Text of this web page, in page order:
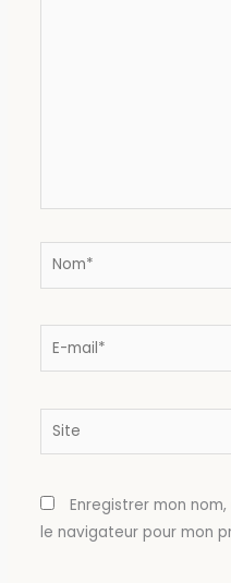
Nom*
E-
Site
Enregistrer mon
le navigateur pour mon